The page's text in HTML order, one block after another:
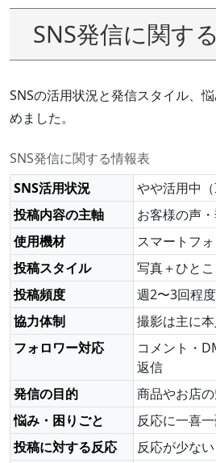
SNS発信に関す
SNSの活用状況と発信スタイル、
めました。
SNS発信に関する情報表
SNS活用状況
やや活用中
投稿内容の主軸
お客様の声
使用機材
スマートフ
投稿スタイル
写真＋ひと
投稿頻度
週2〜3回程度
協力体制
撮影は主に
フォロワー対応
コメント・
返信
発信の目的
商品やお店
悩み・困りごと
反応に一喜
投稿に対する反応
反応が少な